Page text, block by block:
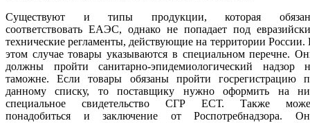
Существуют и типы продукции, которая
соответствовать ЕАЭС, однако не попадает под
технические регламенты, действующие на территории России.
этом случае товары указываются в специальном перечне.
должны пройти санитарно-эпидемиологический надзор
таможне. Если товары обязаны пройти госрегистрацию
данному списку, то поставщику нужно оформить на
специальное свидетельство СГР ЕСТ. Также
понадобиться и заключение от Роспотребнадзора.